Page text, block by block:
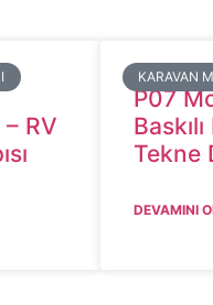
RV
​KARAVAN
P07
Tekne
DEVAMINI